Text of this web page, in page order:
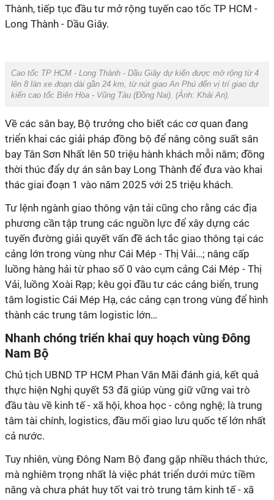
Thành, tiếp tục đầu tư mở rộng tuyến cao tốc TP HCM -
Long Thành - Dầu Giây.
Cao tốc TP HCM - Long Thành - Dầu Giây dự kiến được mở rộng từ 4
lên 8 làn xe đoạn dài gần 24 km, từ nút giao An Phú đến vị trí giao dự
kiến cao tốc Biên Hòa - Vũng Tàu (Đồng Nai). (Ảnh: Khải An).
Về các sân bay, Bộ trưởng cho biết các cơ quan đang
triển khai các giải pháp đồng bộ để nâng công suất sân
bay Tân Sơn Nhất lên 50 triệu hành khách mỗi năm; đồng
thời thúc đẩy dự án sân bay Long Thành để đưa vào khai
thác giai đoạn 1 vào năm 2025 với 25 triệu khách.
Tư lệnh ngành giao thông vận tải cũng cho rằng các địa
phương cần tập trung các nguồn lực để xây dựng các
tuyến đường giải quyết vấn đề ách tắc giao thông tại các
cảng lớn trong vùng như Cái Mép - Thị Vải…; nâng cấp
luồng hàng hải từ phao số 0 vào cụm cảng Cái Mép - Thị
Vải, luồng Xoài Rạp; kêu gọi đầu tư các cảng biển, trung
tâm logistic Cái Mép Hạ, các cảng cạn trong vùng để hình
thành các trung tâm logistic lớn…
Nhanh chóng triển khai quy hoạch vùng Đông
Nam Bộ
Chủ tịch UBND TP HCM Phan Văn Mãi đánh giá, kết quả
thực hiện Nghị quyết 53 đã giúp vùng giữ vững vai trò
đầu tàu về kinh tế - xã hội, khoa học - công nghệ; là trung
tâm tài chính, logistics, đầu mối giao lưu quốc tế lớn nhất
cả nước.
Tuy nhiên, vùng Đông Nam Bộ đang gặp nhiều thách thức,
mà nghiêm trọng nhất là việc phát triển dưới mức tiềm
năng và chưa phát huy tốt vai trò trung tâm kinh tế - xã